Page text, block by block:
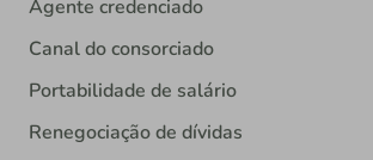
Agente credenciado
Canal do consorciado
Portabilidade de salário
Renegociação de dívidas